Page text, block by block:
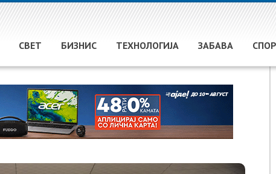
СВЕТ БИЗНИС ТЕХНОЛОГИЈА ЗАБАВА